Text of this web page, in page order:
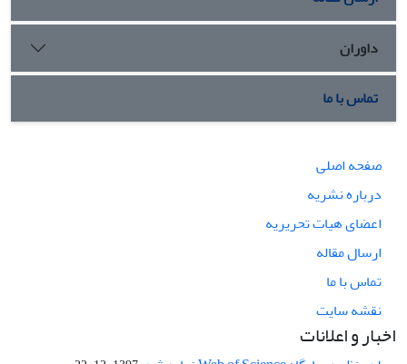
داوران
تماس با ما
صفحه اصلی
درباره نشریه
اعضای هیات تحریریه
ارسال مقاله
تماس با ما
نقشه سایت
اخبار و اعلانات